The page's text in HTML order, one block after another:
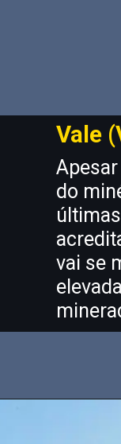
do
vai se
Vale